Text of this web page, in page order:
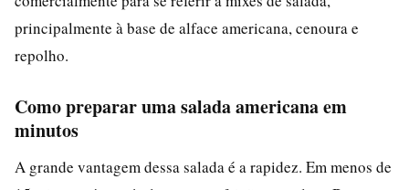
principalmente à base de alface americana, cenoura e
repolho.
Como preparar uma salada americana em
minutos
A grande vantagem dessa salada é a rapidez. Em menos de